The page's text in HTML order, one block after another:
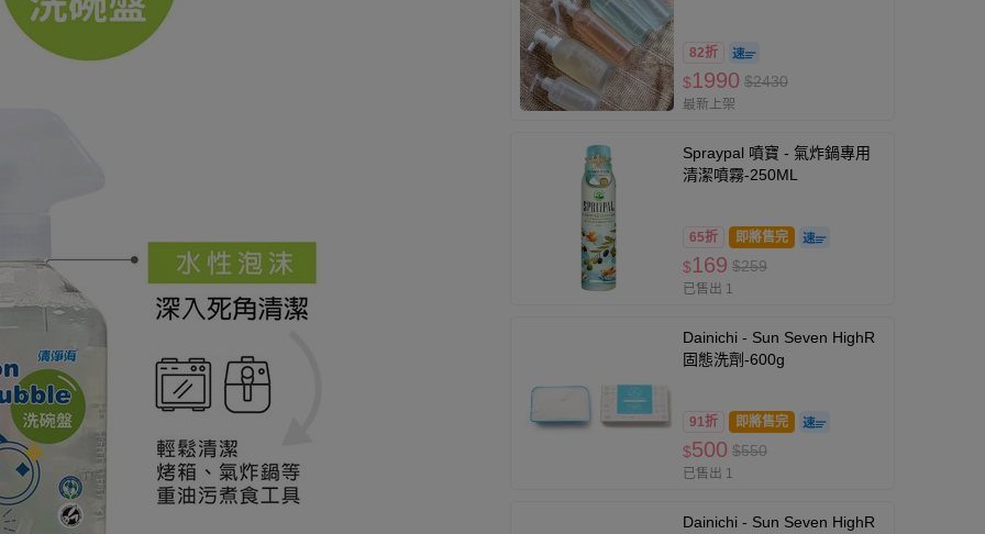
x1+浴室清潔噴霧x1
82折
$1990 $2430
最新上架
Spraypal 噴寶 - 氣炸鍋專用
清潔噴霧-250ML
65折 即將售完
$169 $259
已售出 1
Dainichi - Sun Seven HighR
固態洗劑-600g
91折 即將售完
$500 $550
已售出 1
Dainichi - Sun Seven HighR